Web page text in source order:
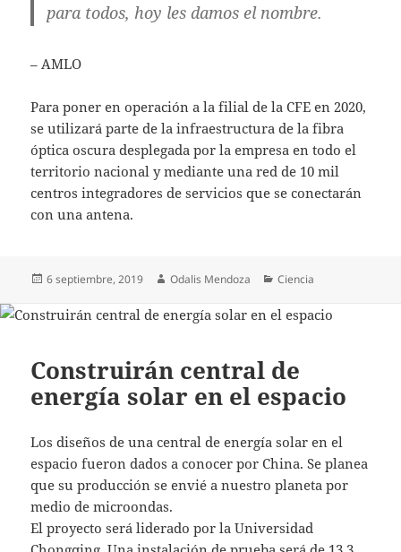
para todos, hoy les damos el nombre.
– AMLO
Para poner en operación a la filial de la CFE en 2020,
se utilizará parte de la infraestructura de la fibra
óptica oscura desplegada por la empresa en todo el
territorio nacional y mediante una red de 10 mil
centros integradores de servicios que se conectarán
con una antena.
Publicado
6 septiembre, 2019 Autor
Odalis Mendoza Categorías
Ciencia
Construirán central de
energía solar en el espacio
Los diseños de una central de energía solar en el
espacio fueron dados a conocer por China. Se planea
que su producción se envié a nuestro planeta por
medio de microondas.
El proyecto será liderado por la Universidad